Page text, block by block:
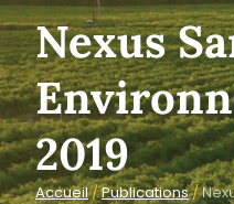
Nexus
2019
Accueil/Publications/